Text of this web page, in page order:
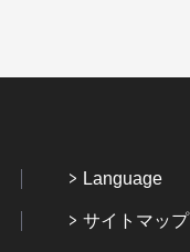
Language
サイトマップ